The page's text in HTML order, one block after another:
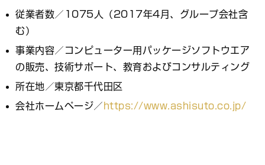
従業者数／1075人（2017年4月、グループ会社含
む）
事業内容／コンピューター用パッケージソフトウエア
の販売、技術サポート、教育およびコンサルティング
所在地／東京都千代田区
会社ホームページ／ https://www.ashisuto.co.jp/